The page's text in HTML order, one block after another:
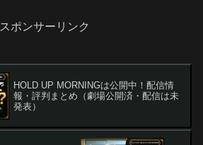
スポンサーリンク
HOLD UP MORNINGは公開中！配信情
報・評判まとめ（劇場公開済・配信は未
発表）